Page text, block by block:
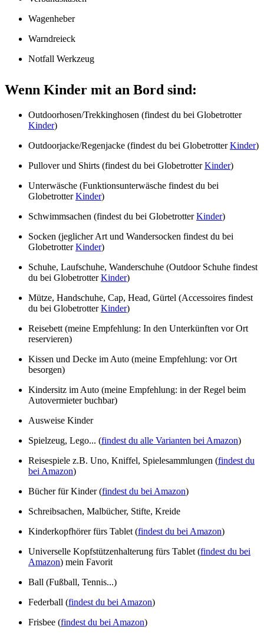
Wagenheber
Warndreieck
Notfall Werkzeug
Wenn Kinder mit an Bord sind:
Outdoorhosen/Trekkinghosen (findest du bei Globetrotter
Kinder)
Outdoorjacke/Regenjacke (findest du bei GlobetrotterKinder)
Pullover und Shirts (findest du bei GlobetrotterKinder)
Unterwäsche (Funktionsunterwäsche findest du bei
GlobetrotterKinder)
Schwimmsachen (findest du bei GlobetrotterKinder)
Socken (jeglicher Art und Wandersocken findest du bei
GlobetrotterKinder)
Schuhe, Laufschuhe, Wanderschuhe (Outdoor Schuhe findest
du bei GlobetrotterKinder)
Mütze, Handschuhe, Cap, Head, Gürtel (Accessoires findest
du bei GlobetrotterKinder)
Reisebett (meine Empfehlung: In den Unterkünften vor Ort
reservieren)
Kissen und Decke im Auto (meine Empfehlung: vor Ort
besorgen)
Kindersitz im Auto (meine Empfehlung: in der Regel beim
Autovermieter buchbar)
Ausweise Kinder
Spielzeug, Lego... (findest du alle Varianten bei Amazon)
Reisespiele z.B. Uno, Kniffel, Spielesammlungen (findest du
bei Amazon)
Bücher für Kinder (findest du bei Amazon)
Schreibsachen, Malbücher, Stifte, Kreide
Kinderkopfhörer fürs Tablet (findest du bei Amazon)
Universelle Kopfstützenhalterung fürs Tablet (findest du bei
Amazon) mein Favorit
Ball (Fußball, Tennis...)
Federball (findest du bei Amazon)
Frisbee (findest du bei Amazon)